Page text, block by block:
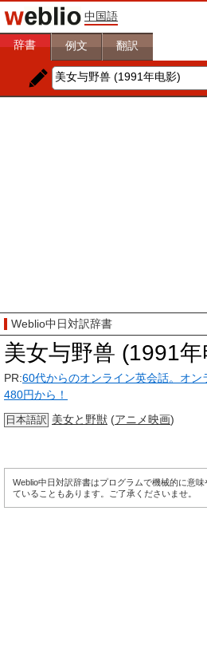
中国語
辞書 例文 翻訳
Weblio中日対訳辞書
美女与野兽 (1991年
PR:60代からのオンライン英会話。オン
480円から！
日本語訳 美女と野獣 (アニメ映画)
Weblio中日対訳辞書はプログラムで機械的に意
ていることもあります。ご了承くださいませ。